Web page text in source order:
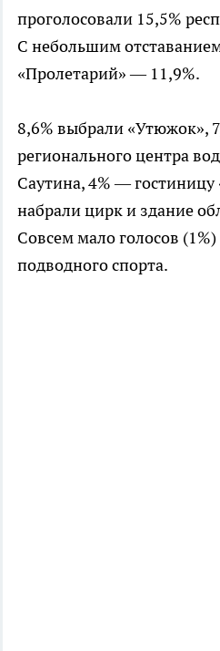
проголосовали 15,5%
С небольшим
«Пролетарий» — 11,9%.
8,6% выбрали «Утюжок»,
регионального центра
Саутина, 4% —
набрали цирк и здание
Совсем мало голосов
подводного спорта.